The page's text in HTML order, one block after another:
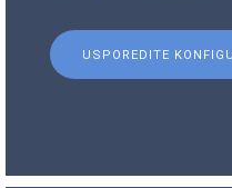
USPOREDITE